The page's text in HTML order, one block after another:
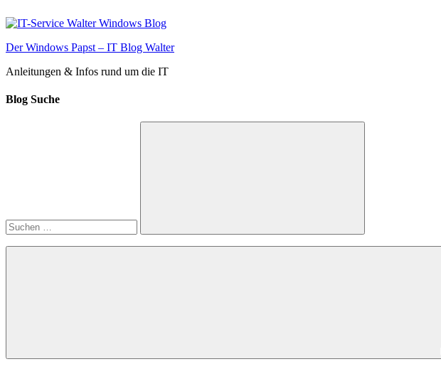
Inhalt
Der Windows Papst – IT Blog Walter
Anleitungen & Infos rund um die IT
Blog Suche
Suchen